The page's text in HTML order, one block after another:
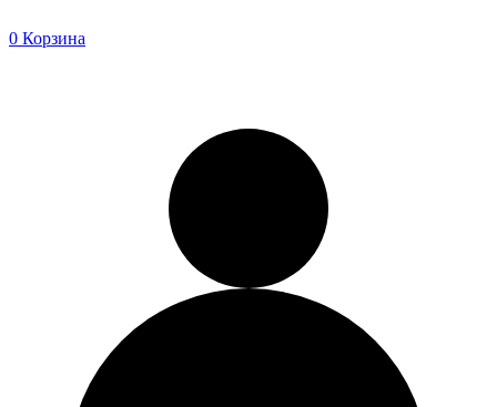
0 Корзина